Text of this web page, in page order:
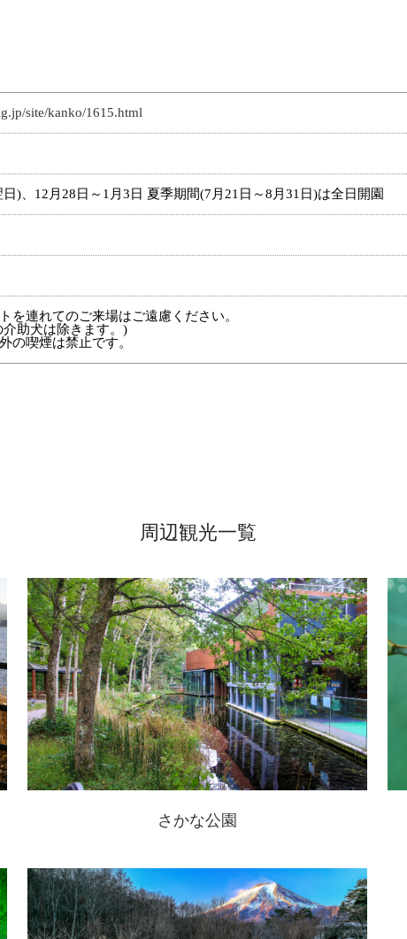
site/kanko/1615.html
)、12月28日～1月3日 夏季期間(7月21日～8月31日)は全日開園
を連れてのご来場はご遠慮ください。
助犬は除きます。)
の喫煙は禁止です。
周辺観光一覧
さかな公園